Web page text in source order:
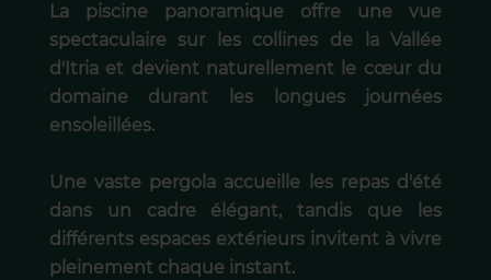
La piscine panoramique offre une vue
spectaculaire sur les collines de la Vallée
d'Itria et devient naturellement le cœur du
domaine durant les longues journées
ensoleillées.
Une vaste pergola accueille les repas d'été
dans un cadre élégant, tandis que les
différents espaces extérieurs invitent à vivre
pleinement chaque instant.